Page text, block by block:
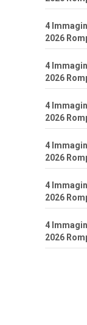
4
2026
4
2026
4
2026
4
2026
4
2026
4
2026